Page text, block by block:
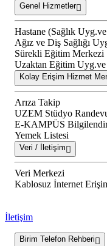
Genel Hizmetler
Hastane (Sağlık
Ağız ve Diş Sağlığı
Sürekli Eğitim Merkezi
Uzaktan Eğitim
Kolay Erişim Hizmet
Arıza Takip
UZEM Stüdyo
E-KAMPÜS
Yemek Listesi
Veri / İletişim
Veri Merkezi
Kablosuz İnternet
İletişim
Birim Telefon Rehberi